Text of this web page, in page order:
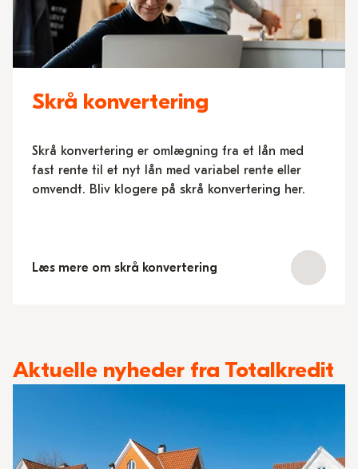
Skrå konvertering
Skrå konvertering er omlægning fra et lån med
fast rente til et nyt lån med variabel rente eller
omvendt. Bliv klogere på skrå konvertering her.
Læs mere om skrå konvertering
Aktuelle nyheder fra Totalkredit